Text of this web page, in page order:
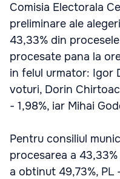
Comisia Electorala
preliminare ale
43,33% din
procesate pana la
in felul urmator: Igor
voturi, Dorin
- 1,98%, iar Mihai
Pentru consiliul
procesarea a
a obtinut 49,73%, PL